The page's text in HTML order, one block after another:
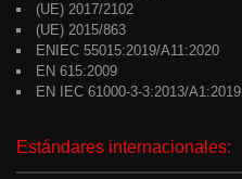
(UE) 2017/2102
(UE) 2015/863
ENIEC 55015:2019/A11:2020
EN 615:2009
EN IEC 61000-3-3:2013/A1:2019
Estándares internacionales: